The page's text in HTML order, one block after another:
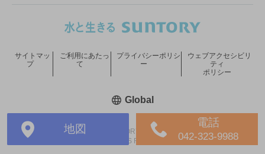
地図
電話
042-323-9988
COPYRIGHT © SUNTORY HOLDINGS LIMITED.
ALL RIGHTS RESERVED.
サイトマッ
プ
ご利用にあたっ
て
プライバシーポリシ
ー
ウェブアクセシビリ
ティ
ポリシー
Global新しいウィンドウで開く